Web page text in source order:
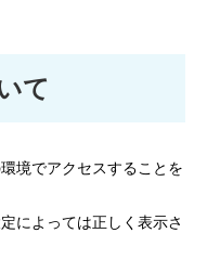
て
境でアクセスすることを
によっては正しく表示さ